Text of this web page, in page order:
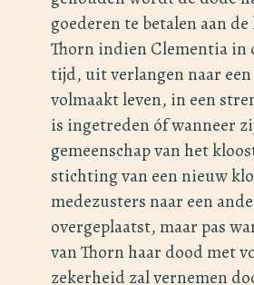
goederen te betalen aan
Thorn indien Clementia in
tijd, uit verlangen naar
volmaakt leven, in een
is ingetreden óf wanneer
gemeenschap van het
stichting van een nieuw
medezusters naar een
overgeplaatst, maar pas
van Thorn haar dood met
zekerheid zal vernemen